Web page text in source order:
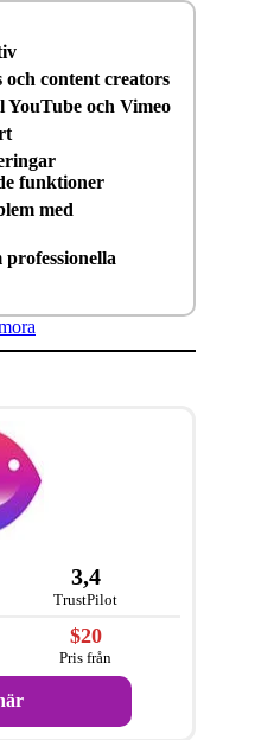
content creators
och Vimeo
funktioner
med
3,4
TrustPilot
$20
Pris från